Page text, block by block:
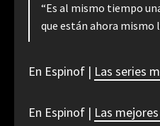
“Es al mismo tiempo
que están ahora mismo
En Espinof | Las series
En Espinof | Las